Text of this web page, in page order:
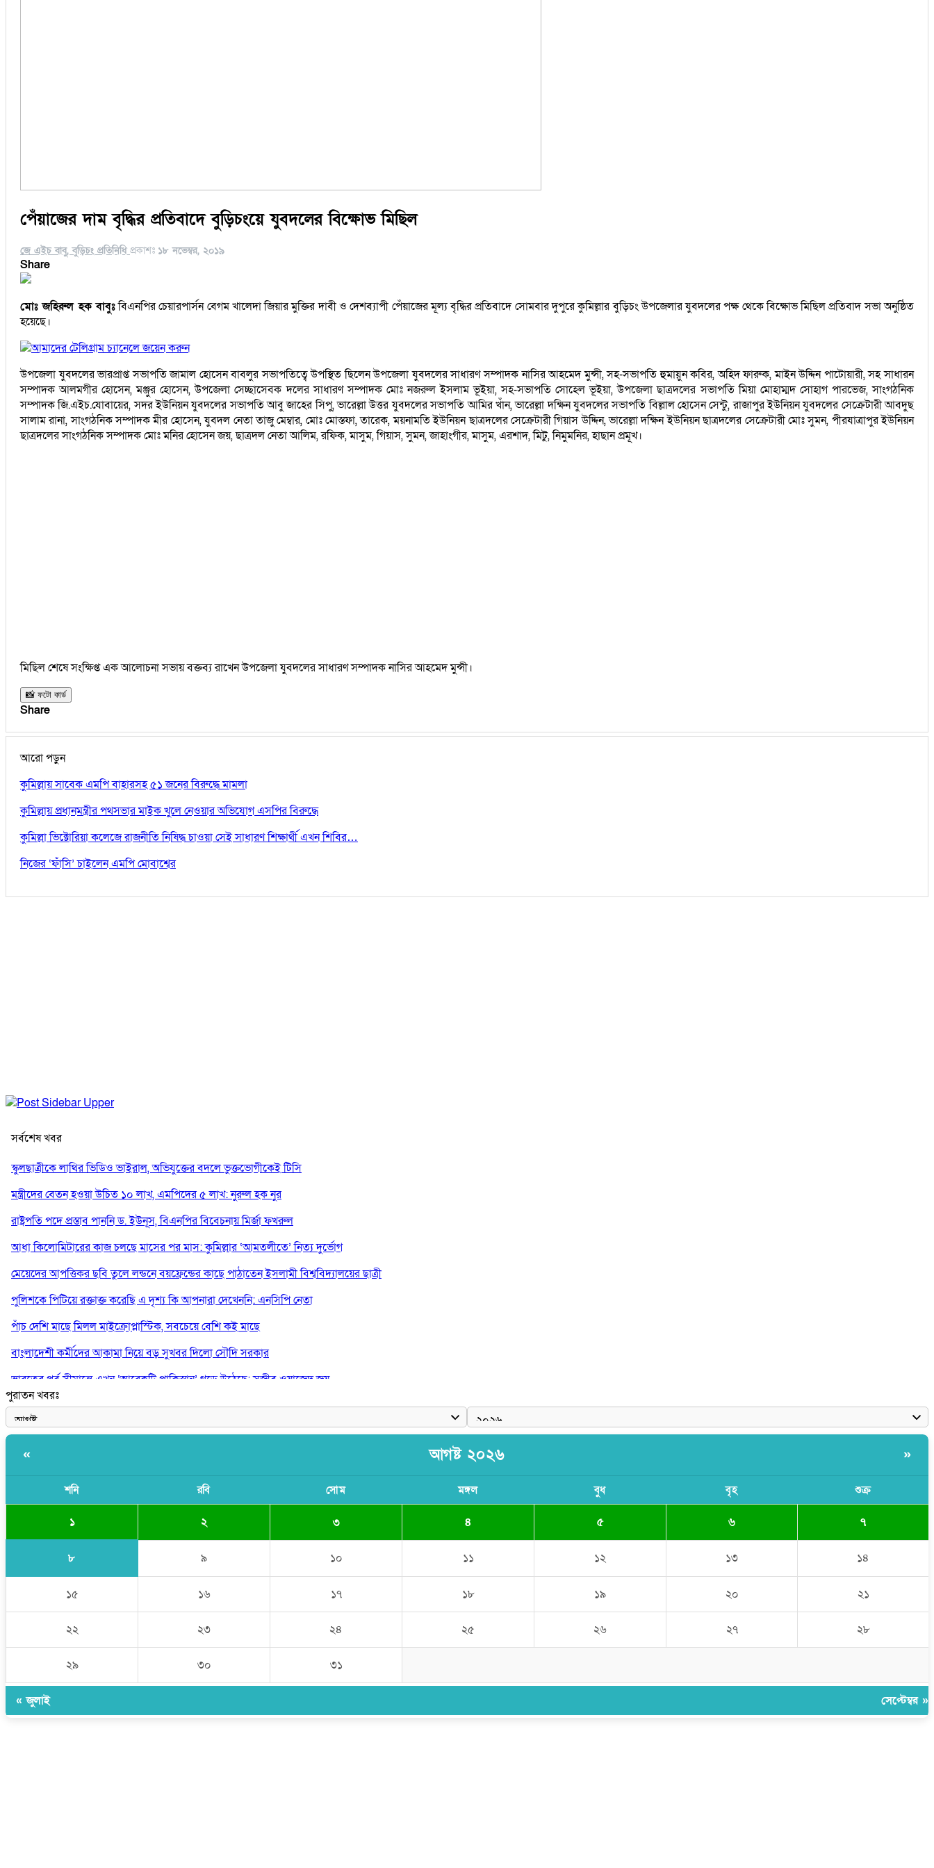
পেঁয়াজের দাম বৃদ্ধির প্রতিবাদে বুড়িচংয়ে যুবদলের বিক্ষোভ মিছিল
জে এইচ বাবু, বুড়িচং প্রতিনিধি প্রকাশঃ ১৮ নভেম্বর, ২০১৯
Share
মোঃ জহিরুল হক বাবুঃবিএনপির চেয়ারপার্সন বেগম খালেদা জিয়ার মুক্তির দাবী ও দেশব্যাপী পেঁয়াজের মূল্য বৃদ্ধির প্রতিবাদে সোমবার দুপুরে কুমিল্লার বুড়িচং উপজেলার যুবদলের পক্ষ থেকে বিক্ষোভ মিছিল প্রতিবাদ সভা অনুষ্ঠিত
হয়েছে।
আমাদের টেলিগ্রাম চ্যানেলে জয়েন করুন
উপজেলা যুবদলের ভারপ্রাপ্ত সভাপতি জামাল হোসেন বাবলুর সভাপতিত্বে উপস্থিত ছিলেন উপজেলা যুবদলের সাধারণ সম্পাদক নাসির আহমেদ মুন্সী, সহ-সভাপতি হুমায়ুন কবির, অহিদ ফারুক, মাইন উদ্দিন পাটোয়ারী, সহ সাধারন
সম্পাদক আলমগীর হোসেন, মঞ্জুর হোসেন, উপজেলা সেচ্ছাসেবক দলের সাধারণ সম্পাদক মোঃ নজরুল ইসলাম ভূইয়া, সহ-সভাপতি সোহেল ভূইয়া, উপজেলা ছাত্রদলের সভাপতি মিয়া মোহাম্মদ সোহাগ পারভেজ, সাংগঠনিক
সম্পাদক জি.এইচ.যোবায়ের, সদর ইউনিয়ন যুবদলের সভাপতি আবু জাহের সিপু, ভারেল্লা উত্তর যুবদলের সভাপতি আমির খাঁন, ভারেল্লা দক্ষিন যুবদলের সভাপতি বিল্লাল হোসেন সেন্টু, রাজাপুর ইউনিয়ন যুবদলের সেক্রেটারী আবদুছ
সালাম রানা, সাংগঠনিক সম্পাদক মীর হোসেন, যুবদল নেতা তাজু মেম্বার, মোঃ মোস্তফা, তারেক, ময়নামতি ইউনিয়ন ছাত্রদলের সেক্রেটারী গিয়াস উদ্দিন, ভারেল্লা দক্ষিন ইউনিয়ন ছাত্রদলের সেক্রেটারী মোঃ সুমন, পীরযাত্রাপুর ইউনিয়ন
ছাত্রদলের সাংগঠনিক সম্পাদক মোঃ মনির হোসেন জয়, ছাত্রদল নেতা আলিম, রফিক, মাসুম, গিয়াস, সুমন, জাহাংগীর, মাসুম, এরশাদ, মিটু, নিমুমনির, হাছান প্রমূখ।
মিছিল শেষে সংক্ষিপ্ত এক আলোচনা সভায় বক্তব্য রাখেন উপজেলা যুবদলের সাধারণ সম্পাদক নাসির আহমেদ মুন্সী।
📸 ফটো কার্ড
Share
আরো পড়ুন
কুমিল্লায় সাবেক এমপি বাহারসহ ৫১ জনের বিরুদ্ধে মামলা
কুমিল্লায় প্রধানমন্ত্রীর পথসভার মাইক খুলে নেওয়ার অভিযোগ এসপির বিরুদ্ধে
কুমিল্লা ভিক্টোরিয়া কলেজে রাজনীতি নিষিদ্ধ চাওয়া সেই সাধারণ শিক্ষার্থী এখন শিবির…
নিজের ‘ফাঁসি’ চাইলেন এমপি মোবাশ্বের
সর্বশেষ খবর
স্কুলছাত্রীকে লাথির ভিডিও ভাইরাল, অভিযুক্তের বদলে ভুক্তভোগীকেই টিসি
মন্ত্রীদের বেতন হওয়া উচিত ১০ লাখ, এমপিদের ৫ লাখ: নুরুল হক নুর
রাষ্ট্রপতি পদে প্রস্তাব পাননি ড. ইউনূস, বিএনপির বিবেচনায় মির্জা ফখরুল
আধা কিলোমিটারের কাজ চলছে মাসের পর মাস: কুমিল্লার ‘আমতলীতে’ নিত্য দুর্ভোগ
মেয়েদের আপত্তিকর ছবি তুলে লন্ডনে বয়ফ্রেন্ডের কাছে পাঠাতেন ইসলামী বিশ্ববিদ্যালয়ের ছাত্রী
পুলিশকে পিটিয়ে রক্তাক্ত করেছি এ দৃশ্য কি আপনারা দেখেননি: এনসিপি নেতা
পাঁচ দেশি মাছে মিলল মাইক্রোপ্লাস্টিক, সবচেয়ে বেশি কই মাছে
বাংলাদেশী কর্মীদের আকামা নিয়ে বড় সুখবর দিলো সৌদি সরকার
ভারতের পূর্ব সীমান্তে এখন ‘আরেকটি পাকিস্তান’ গড়ে উঠেছে: সজীব ওয়াজেদ জয়
সাকিব আল হাসানের বাড়িতে আগুন, পেট্রলবোমা বিস্ফোরণ
পুরাতন খবরঃ
« আগষ্ট ২০২৬ »
শনি রবি সোম মঙ্গল বুধ বৃহ শুক্র
১ ২ ৩ ৪ ৫ ৬ ৭
৮ ৯ ১০ ১১ ১২ ১৩ ১৪
১৫ ১৬ ১৭ ১৮ ১৯ ২০ ২১
২২ ২৩ ২৪ ২৫ ২৬ ২৭ ২৮
২৯ ৩০ ৩১
« জুলাই সেপ্টেম্বর »